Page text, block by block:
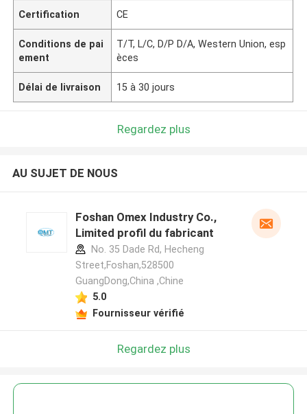
Certification CE
Conditions de pai
ement
T/T, L/C, D/P D/A, Western Union, esp
èces
Délai de livraison 15 à 30 jours
Regardez plus
AU SUJET DE NOUS
Foshan Omex Industry Co.,
Limited profil du fabricant
No. 35 Dade Rd, Hecheng
Street,Foshan,528500
GuangDong,China ,Chine
5.0
Fournisseur vérifié
Regardez plus